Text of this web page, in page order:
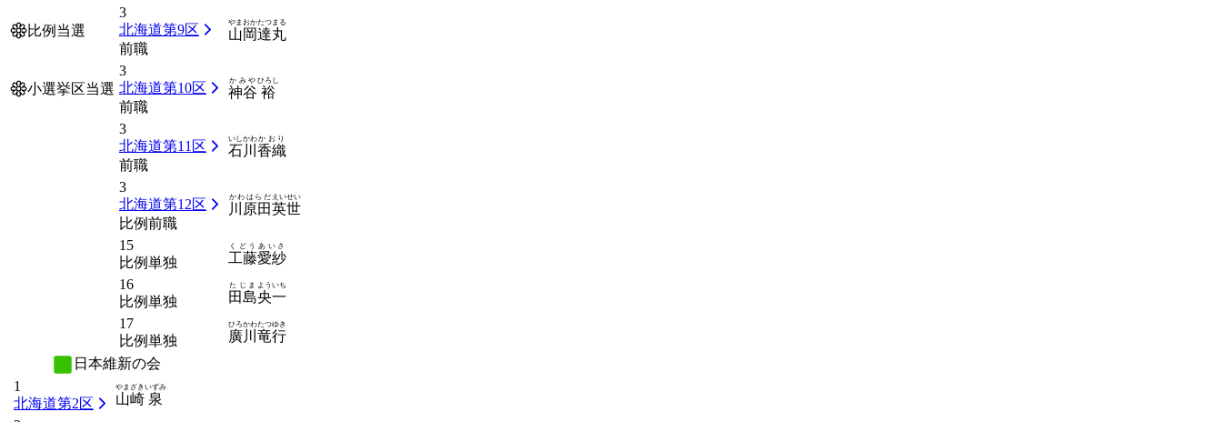
比例当選
3
北海道第9区
前職
山岡
やまおか
達丸
たつまる
小選挙区当選
3
北海道第10区
前職
神谷
かみや
裕
ひろし
3
北海道第11区
前職
石川
いしかわ
香織
かおり
3
北海道第12区
比例前職
川原田
かわはらだ
英世
えいせい
15
比例単独
工藤
くどう
愛紗
あいさ
16
比例単独
田島
たじま
央一
よういち
17
比例単独
廣川
ひろかわ
竜行
たつゆき
日本維新の会
1
北海道第2区
山崎
やまざき
泉
いずみ